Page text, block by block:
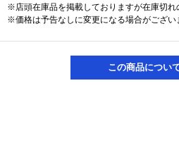
※店頭在庫品を掲載しておりますが在庫切れ
※価格は予告なしに変更になる場合がござい